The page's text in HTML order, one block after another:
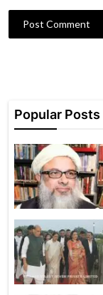
Post Comment
Popular Posts